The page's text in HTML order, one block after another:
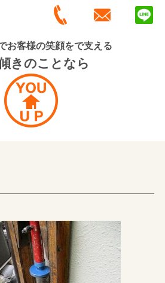
お客様の笑顔をで支える
きのことなら